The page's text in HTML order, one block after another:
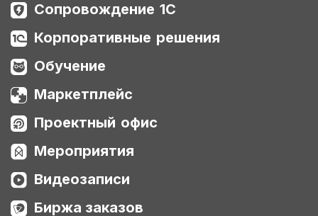
Сопровождение 1С
Корпоративные решения
Обучение
Маркетплейс
Проектный офис
Мероприятия
Видеозаписи
Биржа заказов